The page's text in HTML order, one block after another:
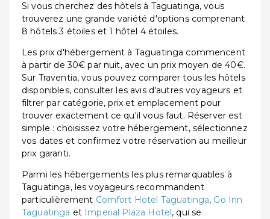
Si vous cherchez des hôtels à Taguatinga, vous
trouverez une grande variété d'options comprenant
8 hôtels 3 étoiles et 1 hôtel 4 étoiles.
Les prix d'hébergement à Taguatinga commencent
à partir de 30€ par nuit, avec un prix moyen de 40€.
Sur Traventia, vous pouvez comparer tous les hôtels
disponibles, consulter les avis d'autres voyageurs et
filtrer par catégorie, prix et emplacement pour
trouver exactement ce qu'il vous faut. Réserver est
simple : choisissez votre hébergement, sélectionnez
vos dates et confirmez votre réservation au meilleur
prix garanti.
Parmi les hébergements les plus remarquables à
Taguatinga, les voyageurs recommandent
particulièrement Comfort Hotel Taguatinga, Go Inn
Taguatinga et Imperial Plaza Hotel, qui se